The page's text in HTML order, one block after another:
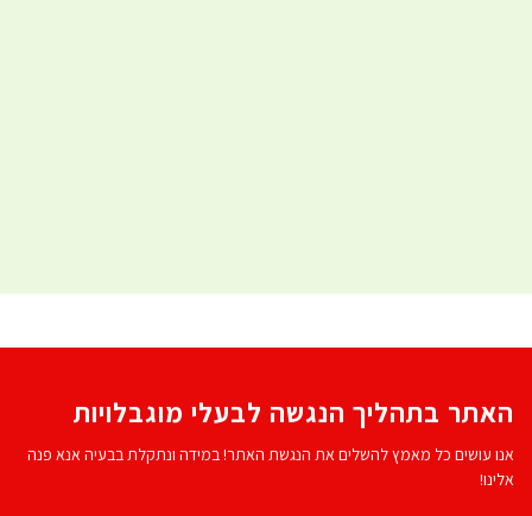
האתר בתהליך הנגשה לבעלי מוגבלויות
אנו עושים כל מאמץ להשלים את הנגשת האתר! במידה ונתקלת בבעיה אנא פנה
אלינו!